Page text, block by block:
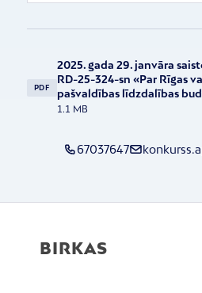
PDF
2025. gada 29. janvāra
RD-25-324-sn «Par Rīgas
pašvaldības līdzdalības
1.1 MB
67037647
BIRKAS